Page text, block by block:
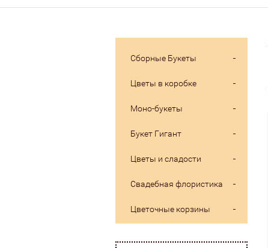
Сборные Букеты
Цветы в коробке
Моно-букеты
Букет Гигант
Цветы и сладости
Свадебная флористика
Цветочные корзины